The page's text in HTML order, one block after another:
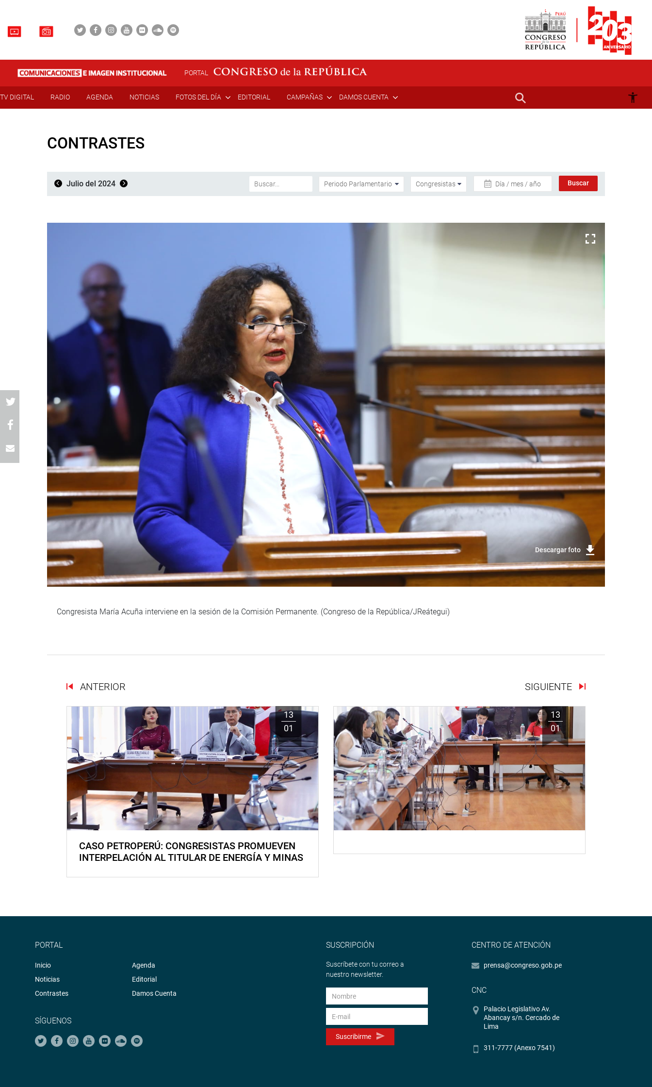
PORTAL
TV DIGITAL RADIO AGENDA NOTICIAS FOTOS DEL DÍA EDITORIAL CAMPAÑAS DAMOS CUENTA
CONTRASTES
Julio del 2024 Día / mes / año
Descargar foto
Congresista María Acuña interviene en la sesión de la Comisión Permanente. (Congreso de la República/JReátegui)
ANTERIOR SIGUIENTE
13
01
CASO PETROPERÚ: CONGRESISTAS PROMUEVEN
INTERPELACIÓN AL TITULAR DE ENERGÍA Y MINAS
13
01
PORTAL
Inicio
Noticias
Contrastes
Agenda
Editorial
Damos Cuenta
SÍGUENOS
SUSCRIPCIÓN
Suscríbete con tu correo a
nuestro newsletter.
Suscribirme
CENTRO DE ATENCIÓN
prensa@congreso.gob.pe
CNC
Palacio Legislativo Av.
Abancay s/n. Cercado de
Lima
311-7777 (Anexo 7541)